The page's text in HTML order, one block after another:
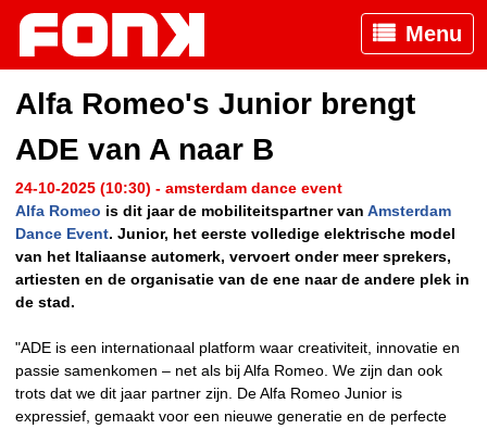
Menu
Alfa Romeo's Junior brengt
ADE van A naar B
24-10-2025 (10:30) - amsterdam dance event
Alfa Romeo is dit jaar de mobiliteitspartner van Amsterdam
Dance Event. Junior, het eerste volledige elektrische model
van het Italiaanse automerk, vervoert onder meer sprekers,
artiesten en de organisatie van de ene naar de andere plek in
de stad.
"ADE is een internationaal platform waar creativiteit, innovatie en
passie samenkomen – net als bij Alfa Romeo. We zijn dan ook
trots dat we dit jaar partner zijn. De Alfa Romeo Junior is
expressief, gemaakt voor een nieuwe generatie en de perfecte